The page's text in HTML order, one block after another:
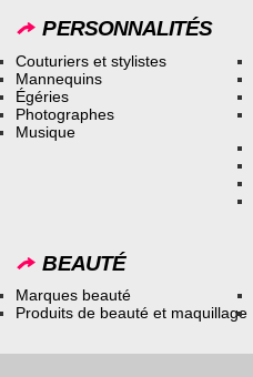
PERSONNALITÉS
Couturiers et stylistes
Mannequins
Égéries
Photographes
Musique
BEAUTÉ
Marques beauté
Produits de beauté et maquillage